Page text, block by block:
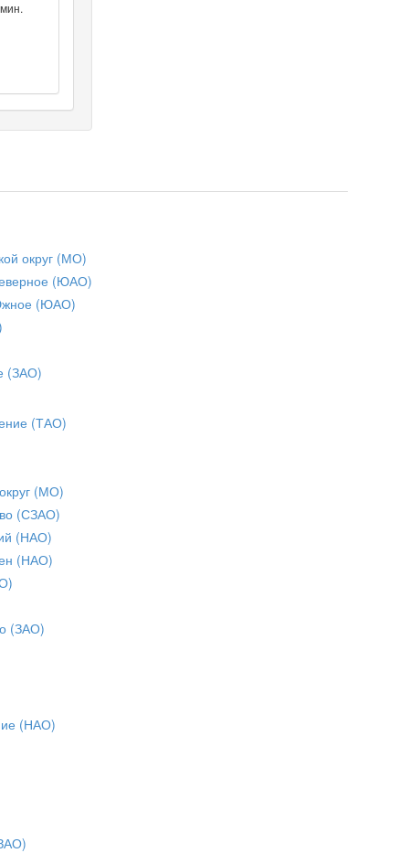
округ (МО)
(ЮАО)
(ЮАО)
(ЗАО)
(ТАО)
(МО)
(СЗАО)
(НАО)
(НАО)
(ЗАО)
(НАО)